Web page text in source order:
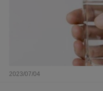
2023/07/04